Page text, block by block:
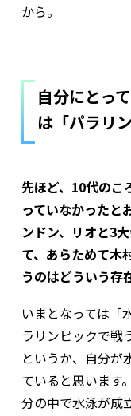
から。
自分にとっ
は「パラリ
先ほど、10代のこ
っていなかったと
ンドン、リオと3
て、あらためて木
うのはどういう存
いまとなっては「
ラリンピックで戦
というか、自分が
ていると思います
分の中で水泳が成